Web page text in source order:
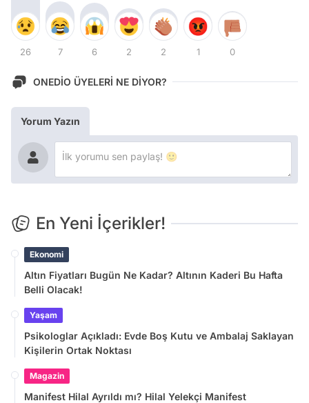
26 7 6 2 2 1 0
ONEDİO ÜYELERİ NE DİYOR?
Yorum Yazın
En Yeni İçerikler!
Ekonomi
Altın Fiyatları Bugün Ne Kadar? Altının Kaderi Bu Hafta
Belli Olacak!
Yaşam
Psikologlar Açıkladı: Evde Boş Kutu ve Ambalaj Saklayan
Kişilerin Ortak Noktası
Magazin
Manifest Hilal Ayrıldı mı? Hilal Yelekçi Manifest